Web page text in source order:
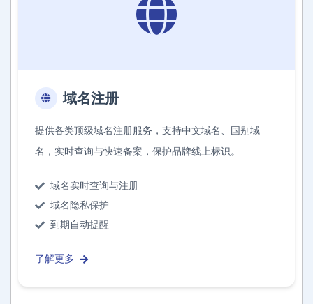
域名注册
提供各类顶级域名注册服务，支持中文域名、国别域
名，实时查询与快速备案，保护品牌线上标识。
域名实时查询与注册
域名隐私保护
到期自动提醒
了解更多